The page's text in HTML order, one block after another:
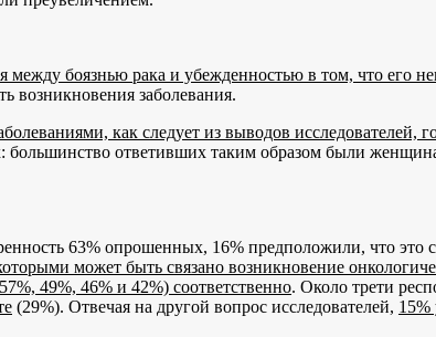
между боязнью рака и убежденностью в том, что его
возникновения заболевания.
как следует из выводов
ответивших таким образом были
63% опрошенных, 16% предположили, что это
может быть связано возникновение
49%, 46% и 42%) соответственно. Около трети
(29%). Отвечая на другой вопрос исследователей, 15%